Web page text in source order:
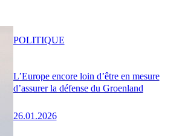
L’Europe encore loin d’être en mesure
d’assurer la défense du Groenland
26.01.2026
POLITIQUE